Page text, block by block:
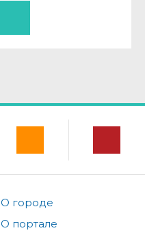
О городе
О портале